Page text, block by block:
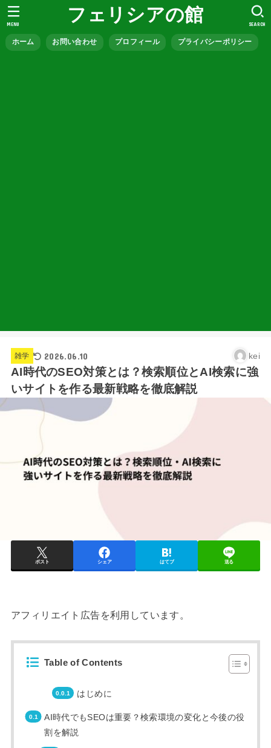
フェリシアの館
ホーム お問い合わせ プロフィール プライバシーポリシー
SEARCH
MENU
雑学 2026.06.10 kei
AI時代のSEO対策とは？検索順位とAI検索に強
いサイトを作る最新戦略を徹底解説
ポスト シェア はてブ 送る
アフィリエイト広告を利用しています。
Table of Contents
はじめに
AI時代でもSEOは重要？検索環境の変化と今後の役
割を解説